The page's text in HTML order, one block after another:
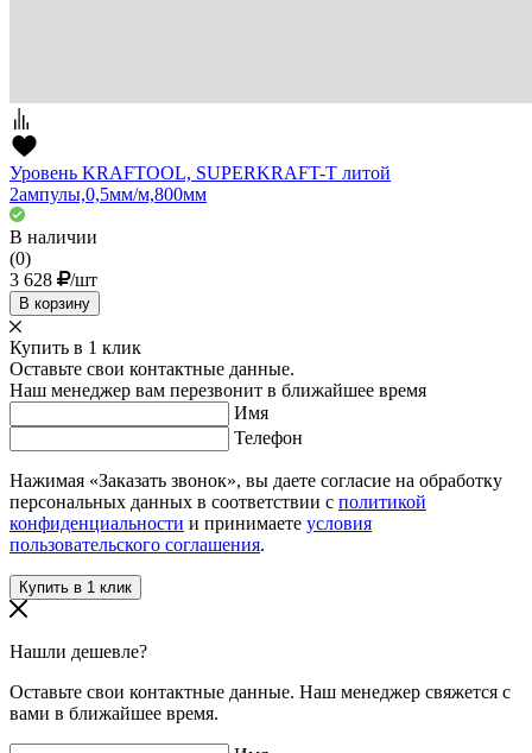
Уровень KRAFTOOL, SUPERKRAFT-T литой
2ампулы,0,5мм/м,800мм
В наличии
(0)
3 628
/шт
В корзину
Купить в 1 клик
Оставьте свои контактные данные.
Наш менеджер вам перезвонит в ближайшее время
Имя
Телефон
Нажимая «Заказать звонок», вы даете согласие на обработку
персональных данных в соответствии с политикой
конфиденциальности и принимаете условия
пользовательского соглашения.
Нашли дешевле?
Оставьте свои контактные данные. Наш менеджер свяжется с
вами в ближайшее время.